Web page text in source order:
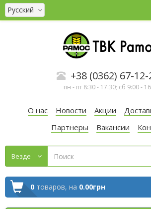
Русский
+38 (0362) 67-12-
пн - пт 8:30 - 17:30; сб 9:00 -
О нас Новости Акции
Партнеры
Вакансии
Везде
0 товаров, на 0.00грн